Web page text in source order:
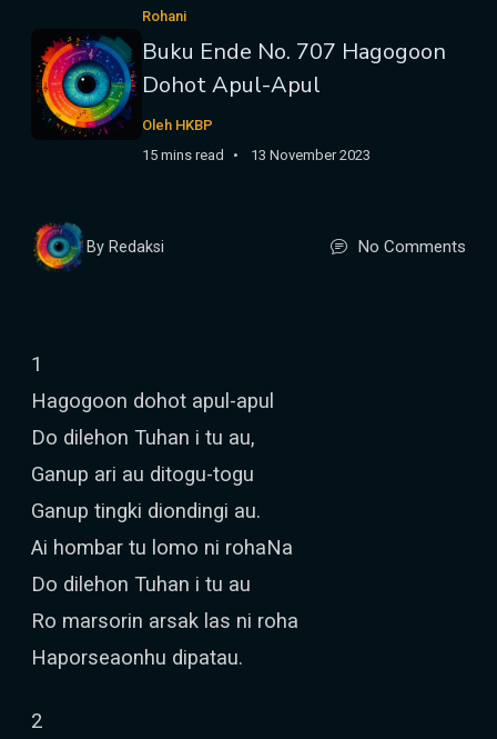
Rohani
Buku Ende No. 707 Hagogoon
Dohot Apul-Apul
Oleh HKBP
15 mins read
13 November 2023
By Redaksi No Comments
1
Hagogoon dohot apul-apul
Do dilehon Tuhan i tu au,
Ganup ari au ditogu-togu
Ganup tingki diondingi au.
Ai hombar tu lomo ni rohaNa
Do dilehon Tuhan i tu au
Ro marsorin arsak las ni roha
Haporseaonhu dipatau.
2